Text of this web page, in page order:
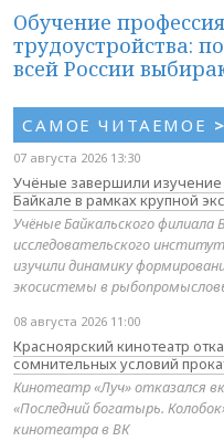
Обучение
трудоустройства:
всей России
САМОЕ ЧИТАЕМОЕ >
07 августа 2026 13:30
Учёные завершили изучение
Байкале в рамках крупной
Учёные Байкальского филиала
исследовательского
изучили динамику
экосистемы в
08 августа 2026 11:00
Красноярский кинотеатр
сомнительных условий
Кинотеатр «Луч» отказался
«Последний богатырь.
кинотеатра в ВК